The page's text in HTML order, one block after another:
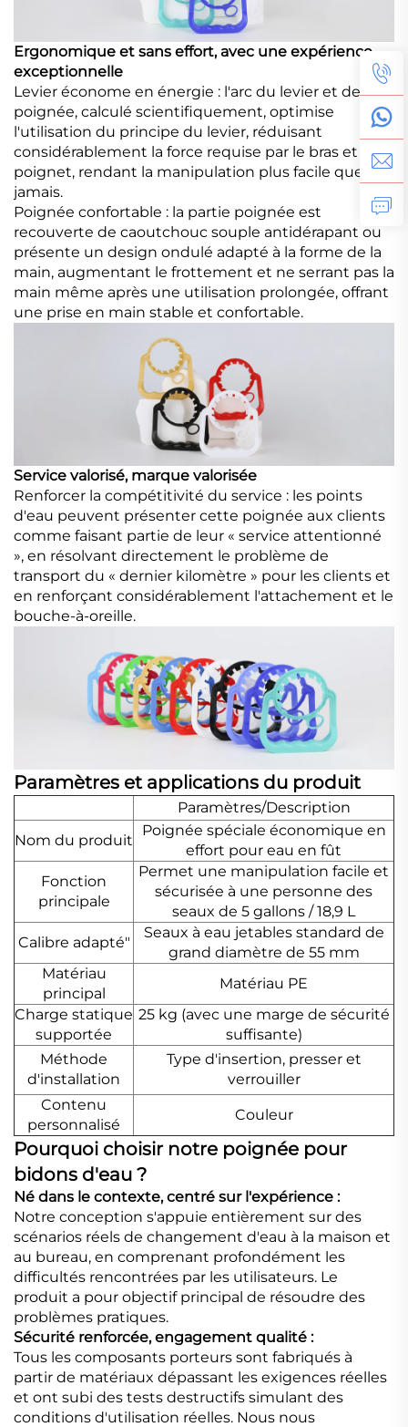
Ergonomique et sans effort, avec une expérience
exceptionnelle
Levier économe en énergie : l'arc du levier et de la
poignée, calculé scientifiquement, optimise
l'utilisation du principe du levier, réduisant
considérablement la force requise par le bras et le
poignet, rendant la manipulation plus facile que
jamais.
Poignée confortable : la partie poignée est
recouverte de caoutchouc souple antidérapant ou
présente un design ondulé adapté à la forme de la
main, augmentant le frottement et ne serrant pas la
main même après une utilisation prolongée, offrant
une prise en main stable et confortable.
Service valorisé, marque valorisée
Renforcer la compétitivité du service : les points
d'eau peuvent présenter cette poignée aux clients
comme faisant partie de leur « service attentionné
», en résolvant directement le problème de
transport du « dernier kilomètre » pour les clients et
en renforçant considérablement l'attachement et le
bouche-à-oreille.
Paramètres et applications du produit
Paramètres/Description
Nom du produit
Poignée spéciale économique en
effort pour eau en fût
Fonction
principale
Permet une manipulation facile et
sécurisée à une personne des
seaux de 5 gallons / 18,9 L
Calibre adapté"
Seaux à eau jetables standard de
grand diamètre de 55 mm
Matériau
principal
Matériau PE
Charge statique
supportée
25 kg (avec une marge de sécurité
suffisante)
Méthode
d'installation
Type d'insertion, presser et
verrouiller
Contenu
personnalisé
Couleur
Pourquoi choisir notre poignée pour
bidons d'eau ?
Né dans le contexte, centré sur l'expérience :
Notre conception s'appuie entièrement sur des
scénarios réels de changement d'eau à la maison et
au bureau, en comprenant profondément les
difficultés rencontrées par les utilisateurs. Le
produit a pour objectif principal de résoudre des
problèmes pratiques.
Sécurité renforcée, engagement qualité :
Tous les composants porteurs sont fabriqués à
partir de matériaux dépassant les exigences réelles
et ont subi des tests destructifs simulant des
conditions d'utilisation réelles. Nous nous